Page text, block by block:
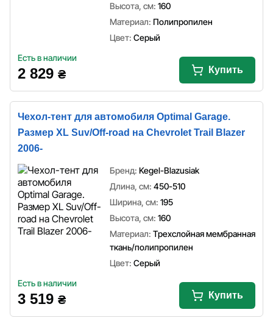
Высота, см: 160
Материал: Полипропилен
Цвет: Серый
Есть в наличии
2 829 ₴ Купить
Чехол-тент для автомобиля Optimal Garage.
Размер XL Suv/Off-road на Chevrolet Trail Blazer
2006-
Бренд: Kegel-Blazusiak
Длина, см: 450-510
Ширина, см: 195
Высота, см: 160
Материал: Трехслойная мембранная
ткань/полипропилен
Цвет: Серый
Есть в наличии
3 519 ₴ Купить